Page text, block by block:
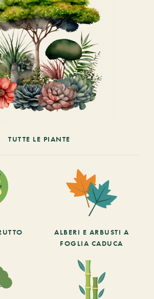
TUTTE LE PIANTE
ALBERI E ARBUSTI A
FOGLIA CADUCA